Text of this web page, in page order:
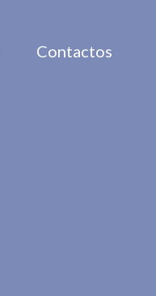
Contactos